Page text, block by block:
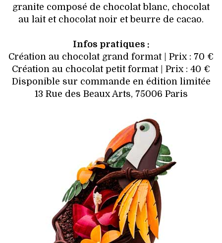
granite composé de chocolat blanc, chocolat
au lait et chocolat noir et beurre de cacao.
Infos pratiques :
Création au chocolat grand format | Prix : 70 €
Création au chocolat petit format | Prix : 40 €
Disponible sur commande en édition limitée
13 Rue des Beaux Arts, 75006 Paris